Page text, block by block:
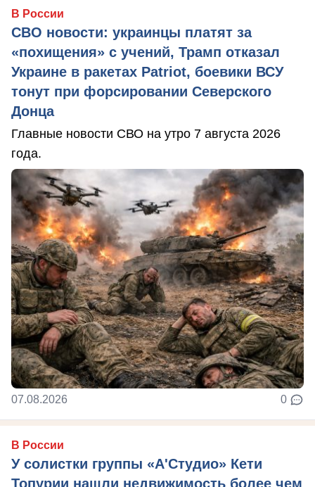
В России
СВО новости: украинцы платят за
«похищения» с учений, Трамп отказал
Украине в ракетах Patriot, боевики ВСУ
тонут при форсировании Северского
Донца
Главные новости СВО на утро 7 августа 2026
года.
07.08.2026 0
В России
У солистки группы «А'Студио» Кети
Топурии нашли недвижимость более чем